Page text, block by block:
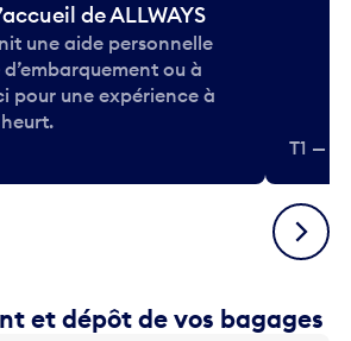
de ALLWAYS
une aide personnelle
ou à
pour une expérience à
T1 —
Suivant
et dépôt de vos bagages